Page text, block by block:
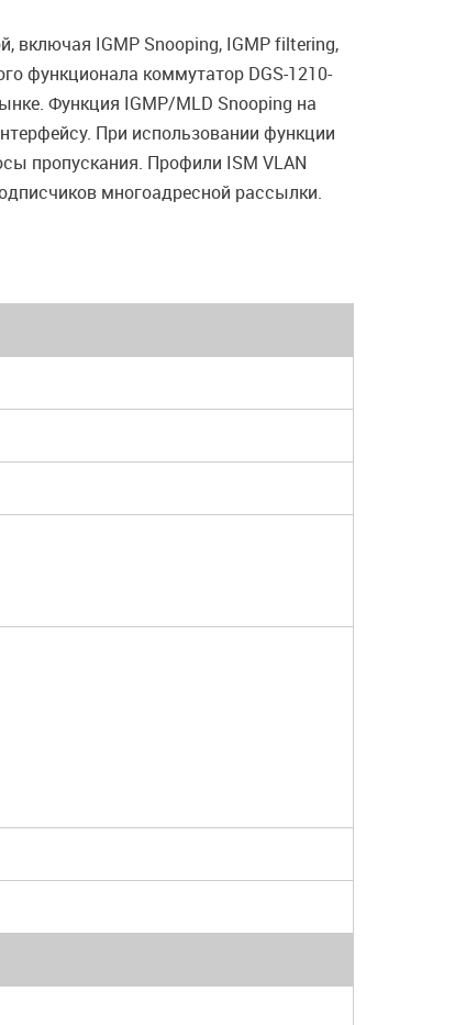
включая IGMP Snooping, IGMP filtering,
функционала коммутатор DGS-1210-
Функция IGMP/MLD Snooping на
При использовании функции
пропускания. Профили ISM VLAN
многоадресной рассылки.